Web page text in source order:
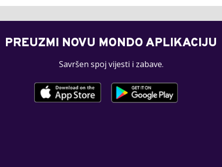
PREUZMI NOVU MONDO APLIKACIJU
Savršen spoj vijesti i zabave.